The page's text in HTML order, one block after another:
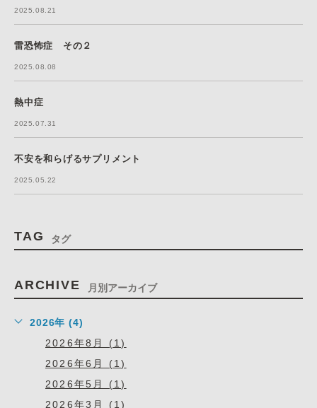
2025.08.21
雷恐怖症 その２
2025.08.08
熱中症
2025.07.31
不安を和らげるサプリメント
2025.05.22
TAG タグ
ARCHIVE 月別アーカイブ
2026年 (4)
2026年8月 (1)
2026年6月 (1)
2026年5月 (1)
2026年3月 (1)